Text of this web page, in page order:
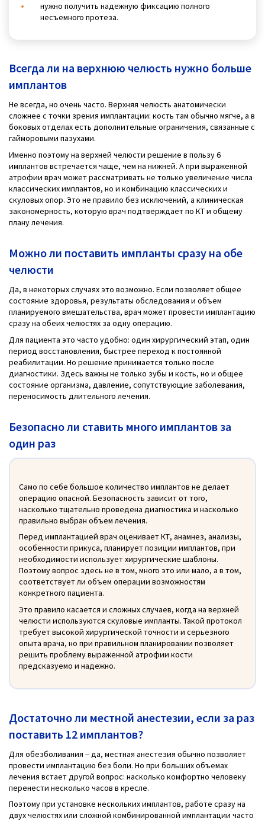
нужно получить надежную фиксацию полного
несъемного протеза.
Всегда ли на верхнюю челюсть нужно больше
имплантов
Не всегда, но очень часто. Верхняя челюсть анатомически
сложнее с точки зрения имплантации: кость там обычно мягче, а в
боковых отделах есть дополнительные ограничения, связанные с
гайморовыми пазухами.
Именно поэтому на верхней челюсти решение в пользу 6
имплантов встречается чаще, чем на нижней. А при выраженной
атрофии врач может рассматривать не только увеличение числа
классических имплантов, но и комбинацию классических и
скуловых опор. Это не правило без исключений, а клиническая
закономерность, которую врач подтверждает по КТ и общему
плану лечения.
Можно ли поставить импланты сразу на обе
челюсти
Да, в некоторых случаях это возможно. Если позволяет общее
состояние здоровья, результаты обследования и объем
планируемого вмешательства, врач может провести имплантацию
сразу на обеих челюстях за одну операцию.
Для пациента это часто удобно: один хирургический этап, один
период восстановления, быстрее переход к постоянной
реабилитации. Но решение принимается только после
диагностики. Здесь важны не только зубы и кость, но и общее
состояние организма, давление, сопутствующие заболевания,
переносимость длительного лечения.
Безопасно ли ставить много имплантов за
один раз
Само по себе большое количество имплантов не делает
операцию опасной. Безопасность зависит от того,
насколько тщательно проведена диагностика и насколько
правильно выбран объем лечения.
Перед имплантацией врач оценивает КТ, анамнез, анализы,
особенности прикуса, планирует позиции имплантов, при
необходимости использует хирургические шаблоны.
Поэтому вопрос здесь не в том, много это или мало, а в том,
соответствует ли объем операции возможностям
конкретного пациента.
Это правило касается и сложных случаев, когда на верхней
челюсти используются скуловые импланты. Такой протокол
требует высокой хирургической точности и серьезного
опыта врача, но при правильном планировании позволяет
решить проблему выраженной атрофии кости
предсказуемо и надежно.
Достаточно ли местной анестезии, если за раз
поставить 12 имплантов?
Для обезболивания – да, местная анестезия обычно позволяет
провести имплантацию без боли. Но при больших объемах
лечения встает другой вопрос: насколько комфортно человеку
перенести несколько часов в кресле.
Поэтому при установке нескольких имплантов, работе сразу на
двух челюстях или сложной комбинированной имплантации часто